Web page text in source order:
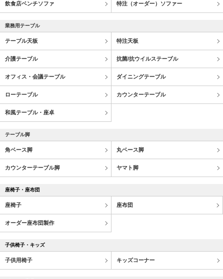
飲食店ベンチソファ 特注（オーダー）ソファー
業務用テーブル
テーブル天板 特注天板
介護テーブル 抗菌/抗ウイルステーブル
オフィス・会議テーブル ダイニングテーブル
ローテーブル カウンターテーブル
和風テーブル・座卓
テーブル脚
角ベース脚 丸ベース脚
カウンターテーブル脚 ヤマト脚
座椅子・座布団
座椅子 座布団
オーダー座布団製作
子供椅子・キッズ
子供用椅子 キッズコーナー